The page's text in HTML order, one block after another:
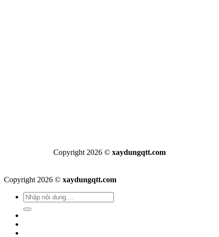
Copyright 2026 © xaydungqtt.com
Copyright 2026 © xaydungqtt.com